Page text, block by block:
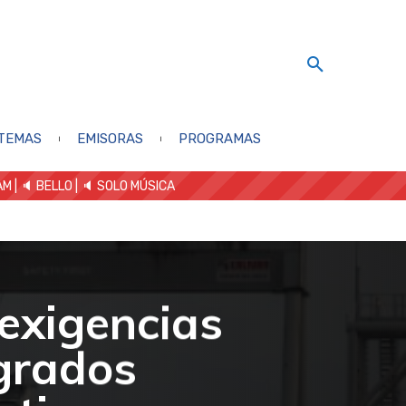
EMISORAS PROGRAMAS
| 🔈 BELLO 🔈 SOLO MÚSICA